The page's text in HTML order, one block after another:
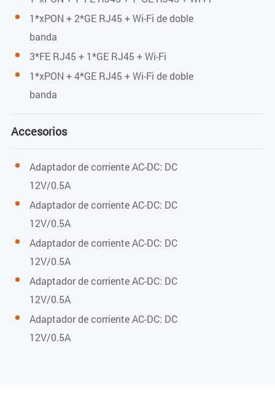
Alimentación
Adaptador de alimentación externo de 12 V CC / 0,6 A
Consumo de energía: <6 W
Dimensiones del producto
160 mm (largo) x 139,5 mm (ancho) x 28,5 mm (alto)
Peso del producto
0,228 kg
Especificaciones ambientales
Temperatura de funcionamiento
0 a 40 °C
1*xPON + 2*GE RJ45 + Wi-Fi de doble
banda
3*FE RJ45 + 1*GE RJ45 + Wi-Fi
1*xPON + 4*GE RJ45 + Wi-Fi de doble
banda
Accesorios
Adaptador de corriente AC-DC: DC
12V/0.5A
Adaptador de corriente AC-DC: DC
12V/0.5A
Adaptador de corriente AC-DC: DC
12V/0.5A
Adaptador de corriente AC-DC: DC
12V/0.5A
Adaptador de corriente AC-DC: DC
12V/0.5A